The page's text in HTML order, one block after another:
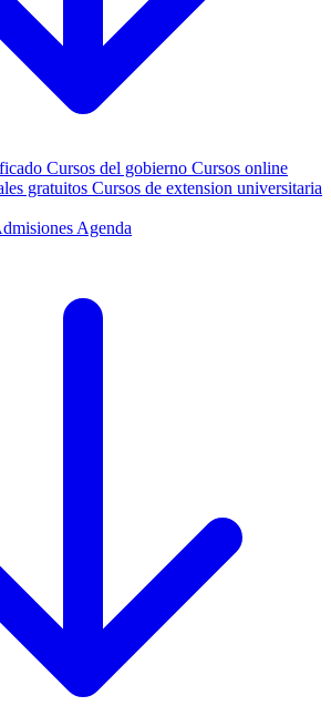
Cursos del gobierno Cursos online
gratuitos Cursos de extension universitaria
Agenda